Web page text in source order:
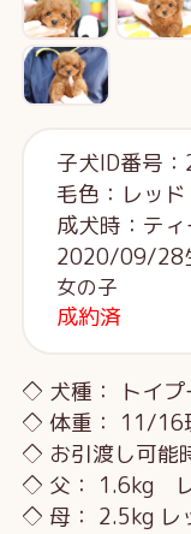
子犬ID番号
毛色：レッド
成犬時：テ
2020/09/28
女の子
成約済
◇ 犬種： トイプ
◇ 体重： 11/
◇ お引渡し可能
◇ 父： 1.6kg
◇ 母： 2.5kg レ